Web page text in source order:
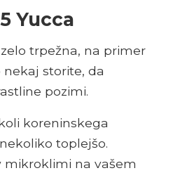
Yucca
trpežna, na primer
nekaj storite, da
pozimi.
koreninskega
toplejšo.
mikroklimi na vašem